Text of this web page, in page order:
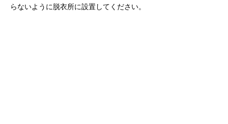
らないように脱衣所に設置してください。